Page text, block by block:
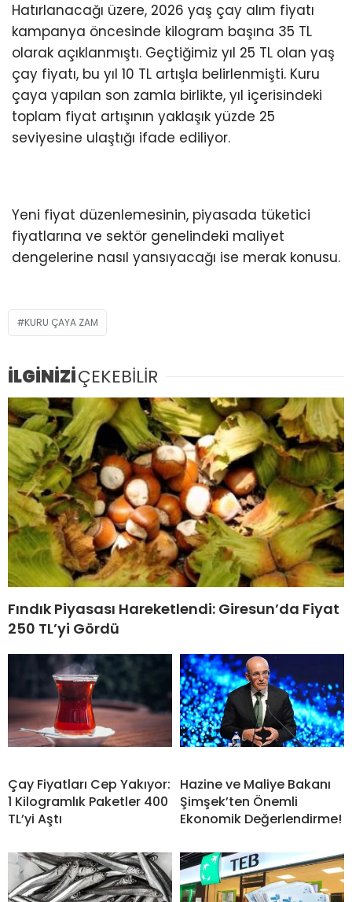
Hatırlanacağı üzere, 2026 yaş çay alım fiyatı
kampanya öncesinde kilogram başına 35 TL
olarak açıklanmıştı. Geçtiğimiz yıl 25 TL olan yaş
çay fiyatı, bu yıl 10 TL artışla belirlenmişti. Kuru
çaya yapılan son zamla birlikte, yıl içerisindeki
toplam fiyat artışının yaklaşık yüzde 25
seviyesine ulaştığı ifade ediliyor.
Yeni fiyat düzenlemesinin, piyasada tüketici
fiyatlarına ve sektör genelindeki maliyet
dengelerine nasıl yansıyacağı ise merak konusu.
KURU ÇAYA ZAM
İLGİNİZİÇEKEBİLİR
Fındık Piyasası Hareketlendi: Giresun’da Fiyat
250 TL’yi Gördü
Çay Fiyatları Cep Yakıyor:
1 Kilogramlık Paketler 400
TL’yi Aştı
Hazine ve Maliye Bakanı
Şimşek’ten Önemli
Ekonomik Değerlendirme!